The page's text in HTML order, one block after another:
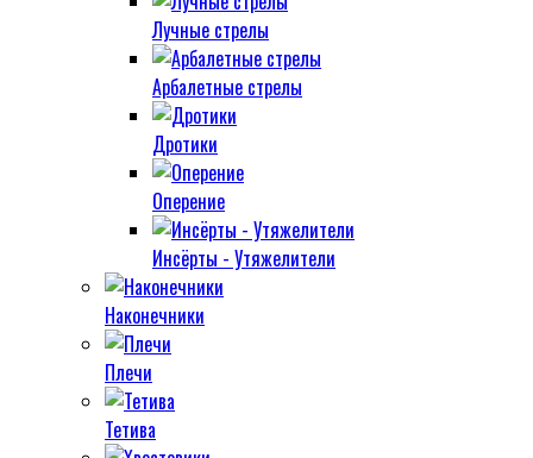
Лучные стрелы
Арбалетные стрелы
Дротики
Оперение
Инсёрты - Утяжелители
Наконечники
Плечи
Тетива